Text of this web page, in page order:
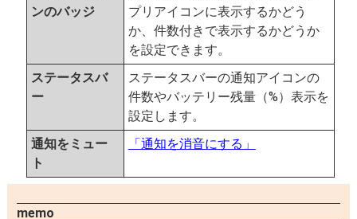
ンのバッジ
プリアイコンに表示するかどう
か、件数付きで表示するかどうか
を設定できます。
ステータスバ
ー
ステータスバーの通知アイコンの
件数やバッテリー残量（%）表示を
設定します。
通知をミュー
ト
「通知を消音にする」
memo